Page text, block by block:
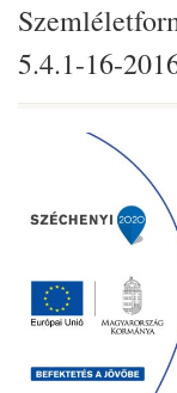
5.4.1-16-